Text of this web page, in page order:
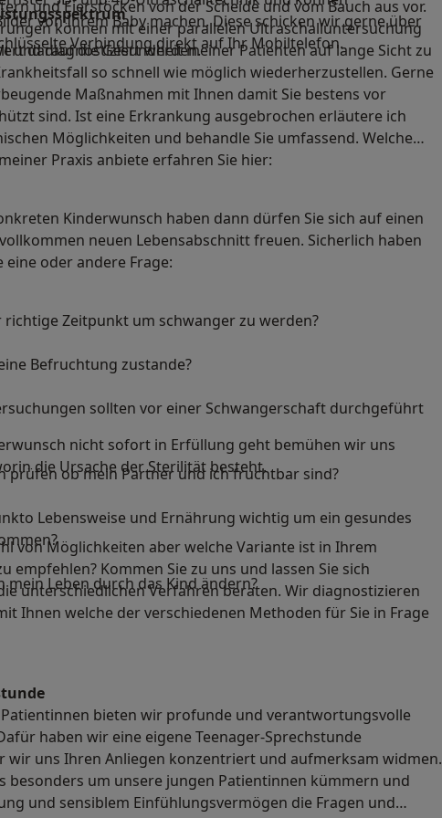
und Eierstöcken von der Scheide und vom Bauch aus vor.
können mit einer parallelen Ultraschalluntersuchung
und diagnostiziert werden.
von Ihrem Baby machen. Diese schicken wir gerne über
Verbindung direkt auf Ihr Mobiltelefon.
darauf die Gesundheit meiner Patienten auf lange Sicht zu
so schnell wie möglich wiederherzustellen. Gerne
Maßnahmen mit Ihnen damit Sie bestens vor
sind. Ist eine Erkrankung ausgebrochen erläutere ich
Möglichkeiten und behandle Sie umfassend. Welche
Praxis anbiete erfahren Sie hier:
Kinderwunsch haben dann dürfen Sie sich auf einen
neuen Lebensabschnitt freuen. Sicherlich haben
eine oder andere Frage:
richtige Zeitpunkt um schwanger zu werden?
Befruchtung zustande?
sollten vor einer Schwangerschaft durchgeführt
prüfen ob mein Partner und ich fruchtbar sind?
Lebensweise und Ernährung wichtig um ein gesundes
mein Leben durch das Kind ändern?
nicht sofort in Erfüllung geht bemühen wir uns
die Ursache der Sterilität besteht.
von Möglichkeiten aber welche Variante ist in Ihrem
empfehlen? Kommen Sie zu uns und lassen Sie sich
unterschiedlichen Verfahren beraten. Wir diagnostizieren
Ihnen welche der verschiedenen Methoden für Sie in Frage
bieten wir profunde und verantwortungsvolle
haben wir eine eigene Teenager-Sprechstunde
wir uns Ihren Anliegen konzentriert und aufmerksam widmen.
besonders um unsere jungen Patientinnen kümmern und
und sensiblem Einfühlungsvermögen die Fragen und